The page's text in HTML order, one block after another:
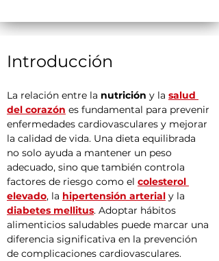
Introducción
La relación entre la nutrición y la salud
del corazón es fundamental para prevenir
enfermedades cardiovasculares y mejorar
la calidad de vida. Una dieta equilibrada
no solo ayuda a mantener un peso
adecuado, sino que también controla
factores de riesgo como el colesterol
elevado, la hipertensión arterial y la
diabetes mellitus. Adoptar hábitos
alimenticios saludables puede marcar una
diferencia significativa en la prevención
de complicaciones cardiovasculares.